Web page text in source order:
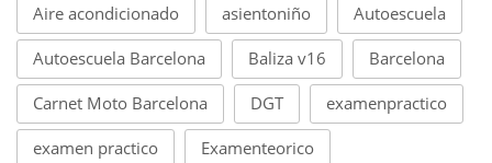
Aire acondicionado asientoniño Autoescuela
Autoescuela Barcelona Baliza v16 Barcelona
Carnet Moto Barcelona DGT examenpractico
examen practico Examenteorico